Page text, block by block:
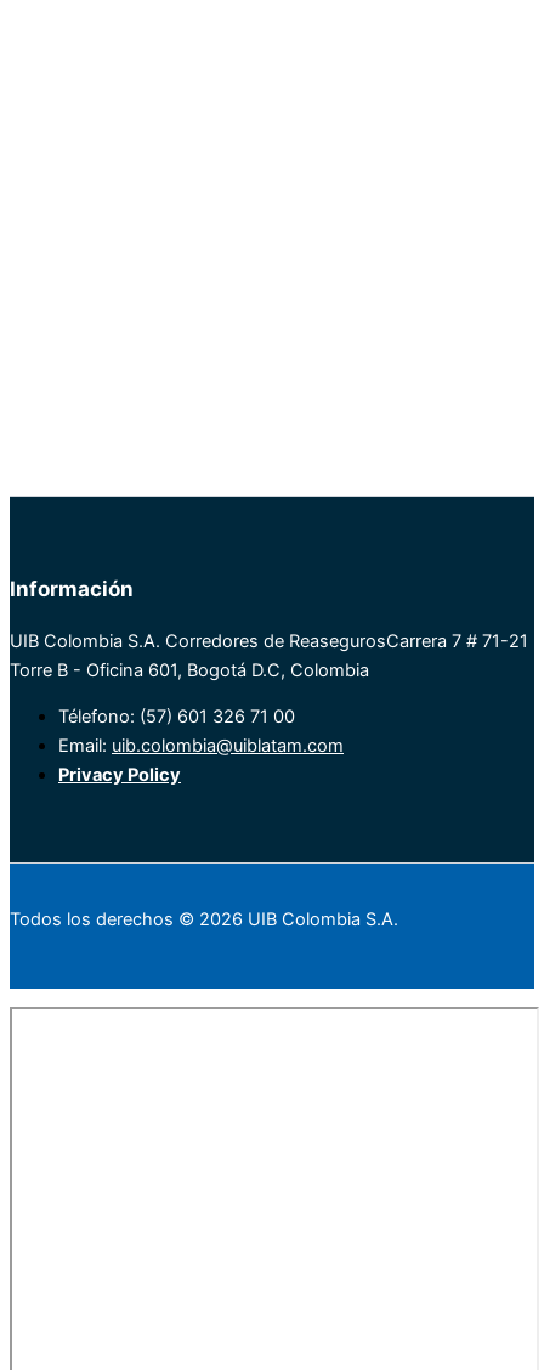
Información
UIB Colombia S.A. Corredores de ReasegurosCarrera 7 # 71-21
Torre B - Oficina 601, Bogotá D.C, Colombia
Télefono: (57) 601 326 71 00
Email: uib.colombia@uiblatam.com
Privacy Policy
Todos los derechos © 2026 UIB Colombia S.A.